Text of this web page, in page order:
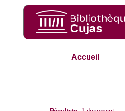
Accueil